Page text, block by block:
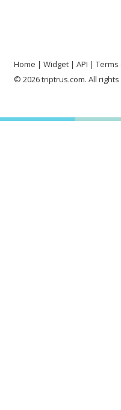
Home Widget API
Terms
© 2026 triptrus.com. All